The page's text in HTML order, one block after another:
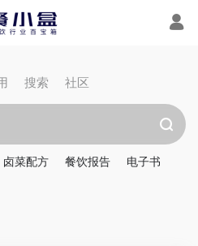
搜索 社区
卤菜配方 餐饮报告 电子书